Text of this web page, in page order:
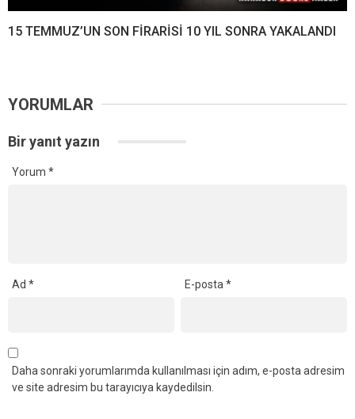
15 TEMMUZ’UN SON FİRARİSİ 10 YIL SONRA YAKALANDI
YORUMLAR
Bir yanıt yazın
Yorum *
Ad * E-posta*
Daha sonraki yorumlarımda kullanılması için adım, e-posta adresim
ve site adresim bu tarayıcıya kaydedilsin.